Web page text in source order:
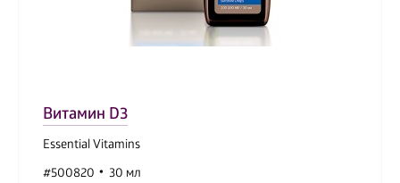
Витамин D3
Essential Vitamins
#500820
30 мл